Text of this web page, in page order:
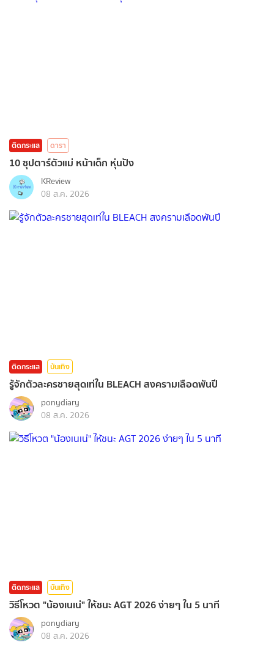
ติดกระแส ดารา
10 ซุปตาร์ตัวแม่ หน้าเด็ก หุ่นปัง
KReview
08 ส.ค. 2026
ติดกระแส บันเทิง
รู้จักตัวละครชายสุดเท่ใน BLEACH สงครามเลือดพันปี
ponydiary
08 ส.ค. 2026
ติดกระแส บันเทิง
วิธีโหวต "น้องเนเน่" ให้ชนะ AGT 2026 ง่ายๆ ใน 5 นาที
ponydiary
08 ส.ค. 2026